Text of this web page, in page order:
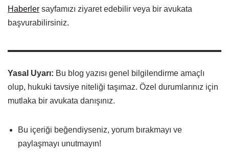
Haberler sayfamızı ziyaret edebilir veya bir avukata
başvurabilirsiniz.
Yasal Uyarı: Bu blog yazısı genel bilgilendirme amaçlı
olup, hukuki tavsiye niteliği taşımaz. Özel durumlarınız için
mutlaka bir avukata danışınız.
Bu içeriği beğendiyseniz, yorum bırakmayı ve
paylaşmayı unutmayın!